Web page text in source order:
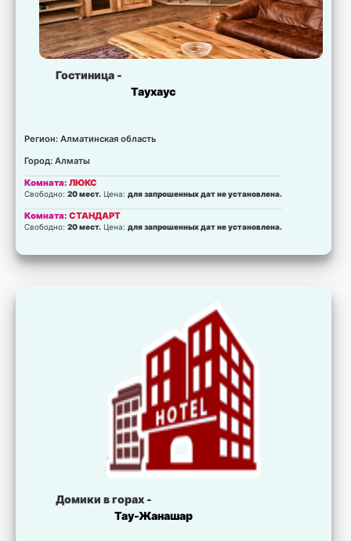
Гостиница -
Таухаус
Регион: Алматинская область
Город: Алматы
Комната:ЛЮКС
Свободно:20 мест. Цена:для запрошенных дат не установлена.
Комната:СТАНДАРТ
Свободно:20 мест. Цена:для запрошенных дат не установлена.
Домики в горах -
Тау-Жанашар